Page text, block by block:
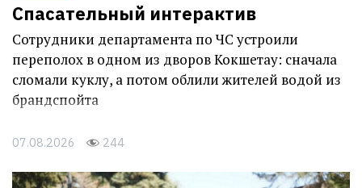
Спасательный интерактив
Сотрудники департамента по ЧС устроили
переполох в одном из дворов Кокшетау: сначала
сломали куклу, а потом облили жителей водой из
брандспойта
07.08.2026 244